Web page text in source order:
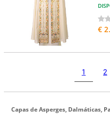
€
1 2
Capas de Asperges, Dalmáticas,